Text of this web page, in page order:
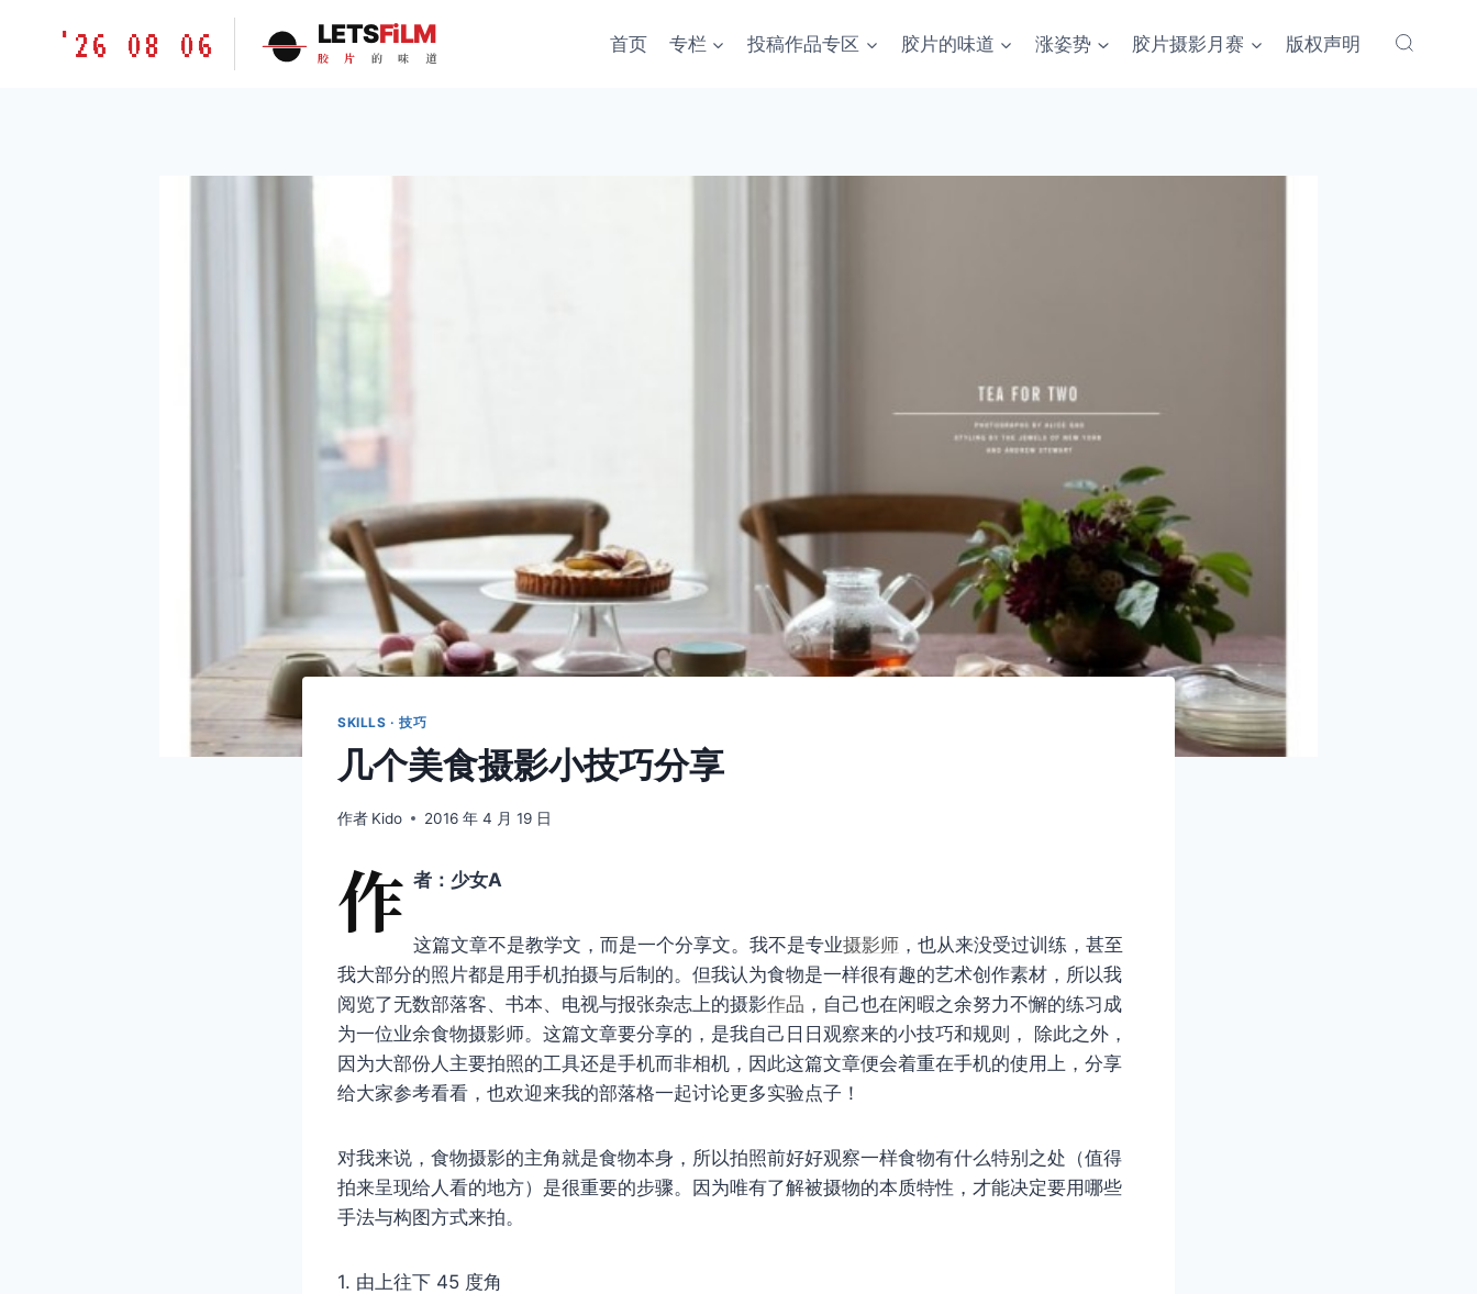
胶'26 08 06 LETSFiLM
胶 片 的 味 道
首页 专栏 投稿作品专区 胶片的味道 涨姿势 胶片摄影月赛 版权声明
SKILLS · 技巧
几个美食摄影小技巧分享
作者 Kido 2016 年 4 月 19 日
作 者：少女A
这篇文章不是教学文，而是一个分享文。我不是专业摄影师 ，也从来没受过训练，甚至
我大部分的照片都是用手机拍摄与后制的。但我认为食物是一样很有趣的艺术创作素材，所以我
阅览了无数部落客、书本、电视与报张杂志上的摄影作品 ，自己也在闲暇之余努力不懈的练习成
为一位业余食物摄影师。这篇文章要分享的，是我自己日日观察来的小技巧和规则， 除此之​​外，
因为大部份人主要拍照的工具还是手机而非相机，因此这篇文章便会着​​重在手机的使用上，分享
给大家参考看看，也欢迎来我的部落格一起讨论更多实验点子！
对我来说，食物摄影的主角就是食物本身，所以拍照前好好观察一样食物有什么特别之处（值得
拍来呈现给人看的地方）是很重要的步骤。因为唯有了解被摄物的本质特性，才能决定要用哪些
手法与构图方式来拍。
1. 由上往下 45 度角